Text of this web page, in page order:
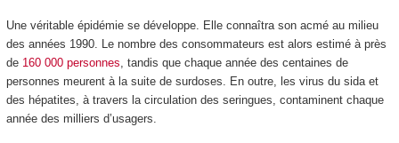
Une véritable épidémie se développe. Elle connaîtra son acmé au milieu
des années 1990. Le nombre des consommateurs est alors estimé à près
de 160 000 personnes, tandis que chaque année des centaines de
personnes meurent à la suite de surdoses. En outre, les virus du sida et
des hépatites, à travers la circulation des seringues, contaminent chaque
année des milliers d’usagers.